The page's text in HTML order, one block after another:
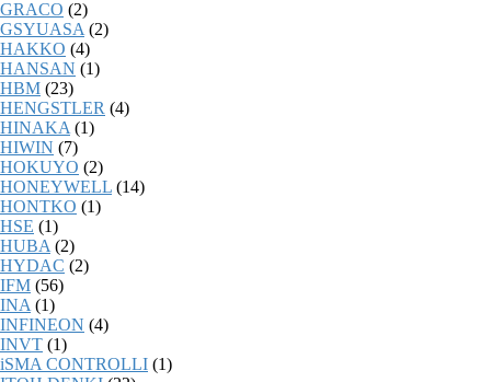
GRACO (2)
GSYUASA (2)
HAKKO (4)
HANSAN (1)
HBM (23)
HENGSTLER (4)
HINAKA (1)
HIWIN (7)
HOKUYO (2)
HONEYWELL (14)
HONTKO (1)
HSE (1)
HUBA (2)
HYDAC (2)
IFM (56)
INA (1)
INFINEON (4)
INVT (1)
iSMA CONTROLLI (1)